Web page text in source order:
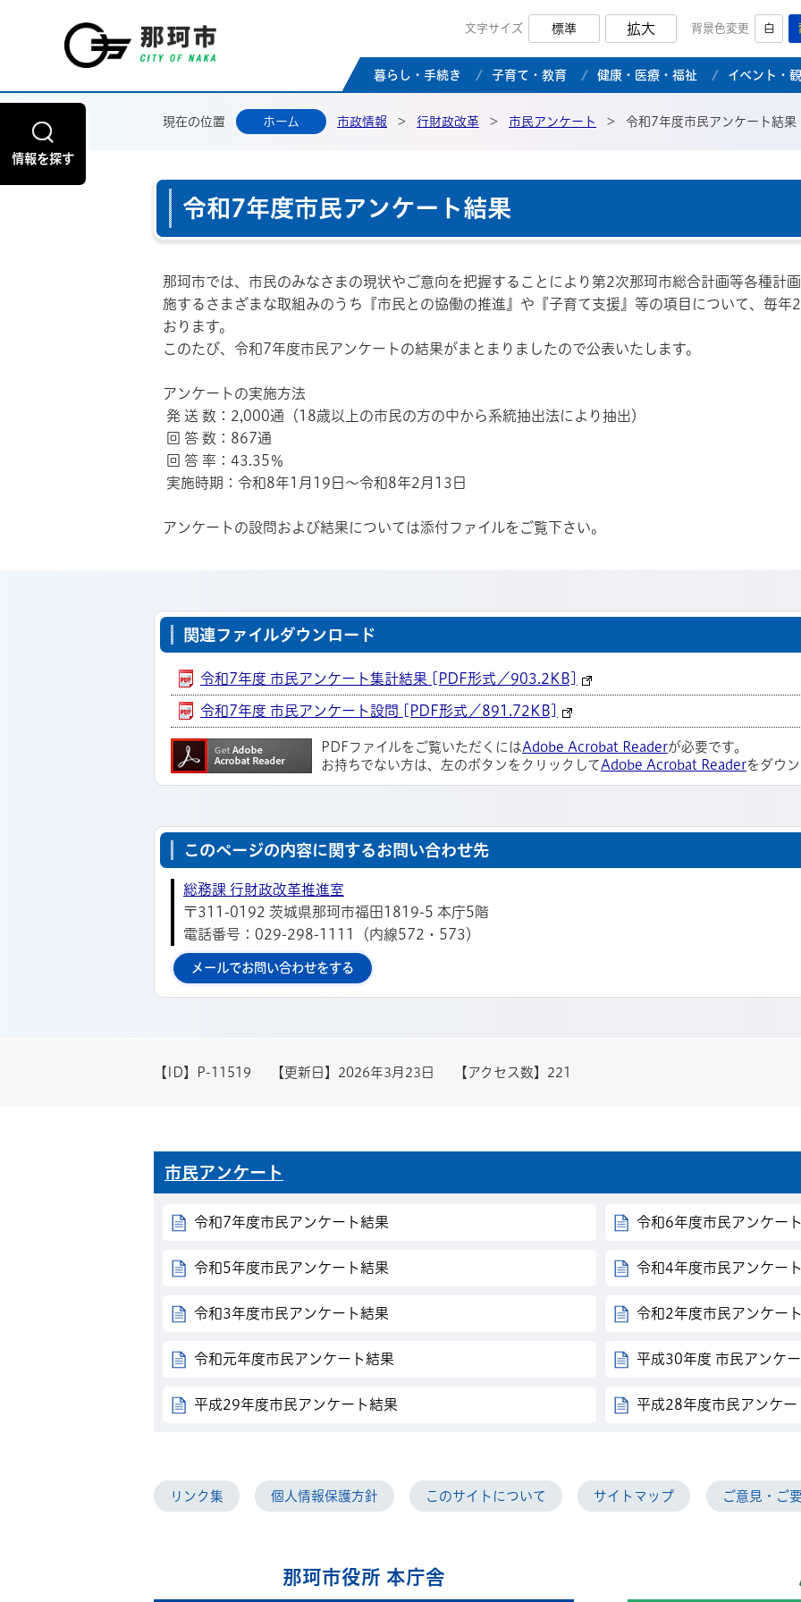
那珂市公式ホームページ
文字サイズ 標準 拡大 背景色変更 白
暮らし・手続き 子育て・教育 健康・医療・福祉 イベント・
情報を探す
現在の位置 ホーム 市政情報 > 行財政改革 > 市民アンケート > 令和7年度市民アンケート結果
令和7年度市民アンケート結果
那珂市では、市民のみなさまの現状やご意向を把握することにより第2次那珂市総合計画等各種計
施するさまざまな取組みのうち『市民との協働の推進』や『子育て支援』等の項目について、毎年
おります。
このたび、令和7年度市民アンケートの結果がまとまりましたので公表いたします。
アンケートの実施方法
発 送 数：2,000通（18歳以上の市民の方の中から系統抽出法により抽出）
回 答 数：867通
回 答 率：43.35％
実施時期：令和8年1月19日～令和8年2月13日
アンケートの設問および結果については添付ファイルをご覧下さい。
関連ファイルダウンロード
令和7年度 市民アンケート集計結果 [PDF形式／903.2KB]
令和7年度 市民アンケート設問 [PDF形式／891.72KB]
PDFファイルをご覧いただくにはAdobe Acrobat Readerが必要です。
お持ちでない方は、左のボタンをクリックして Adobe Acrobat Readerをダウ
このページの内容に関するお問い合わせ先
総務課 行財政改革推進室
〒311-0192 茨城県那珂市福田1819-5 本庁5階
電話番号：029-298-1111（内線572・573）
メールでお問い合わせをする
【ID】 P-11519 【更新日】 2026年3月23日 【アクセス数】 221
市民アンケート
令和7年度市民アンケート結果 令和6年度市民アンケー
令和5年度市民アンケート結果 令和4年度市民アンケー
令和3年度市民アンケート結果 令和2年度市民アンケー
令和元年度市民アンケート結果 平成30年度 市民アンケ
平成29年度市民アンケート結果 平成28年度市民アンケー
リンク集 個人情報保護方針 このサイトについて サイトマップ ご意見・ご
那珂市役所 本庁舎